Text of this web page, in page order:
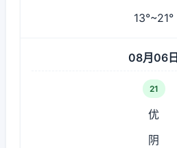
13°~21°
08月06日
21
优
阴